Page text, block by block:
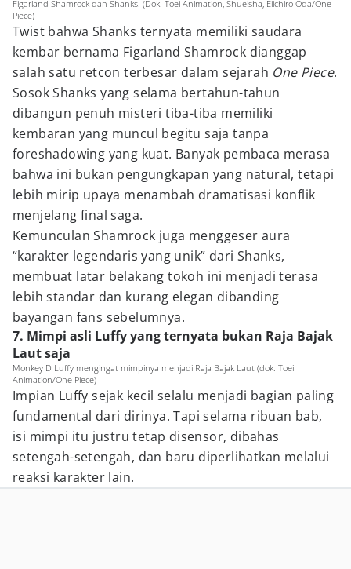
Figarland Shamrock dan Shanks. (Dok. Toei Animation, Shueisha, Eiichiro Oda/One
Piece)
Twist bahwa Shanks ternyata memiliki saudara
kembar bernama Figarland Shamrock dianggap
salah satu retcon terbesar dalam sejarah One Piece.
Sosok Shanks yang selama bertahun-tahun
dibangun penuh misteri tiba-tiba memiliki
kembaran yang muncul begitu saja tanpa
foreshadowing yang kuat. Banyak pembaca merasa
bahwa ini bukan pengungkapan yang natural, tetapi
lebih mirip upaya menambah dramatisasi konflik
menjelang final saga.
Kemunculan Shamrock juga menggeser aura
“karakter legendaris yang unik” dari Shanks,
membuat latar belakang tokoh ini menjadi terasa
lebih standar dan kurang elegan dibanding
bayangan fans sebelumnya.
7. Mimpi asli Luffy yang ternyata bukan Raja Bajak
Laut saja
Monkey D Luffy mengingat mimpinya menjadi Raja Bajak Laut (dok. Toei
Animation/One Piece)
Impian Luffy sejak kecil selalu menjadi bagian paling
fundamental dari dirinya. Tapi selama ribuan bab,
isi mimpi itu justru tetap disensor, dibahas
setengah-setengah, dan baru diperlihatkan melalui
reaksi karakter lain.